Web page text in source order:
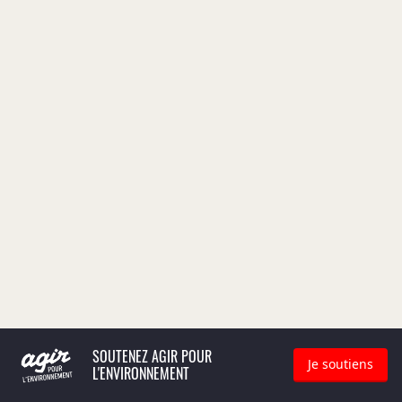
SOUTENEZ AGIR POUR
L'ENVIRONNEMENT Je soutiens